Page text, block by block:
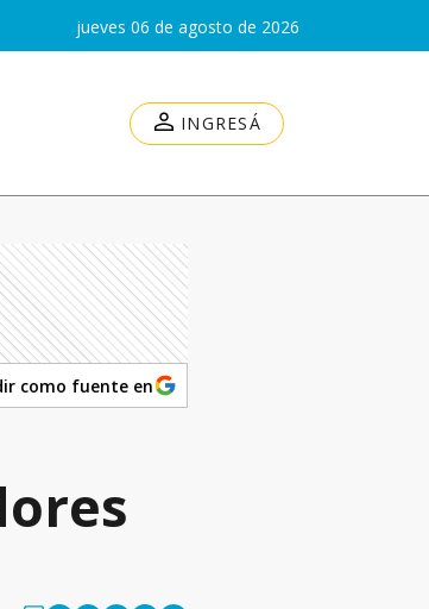
jueves 06 de agosto de 2026
INGRESÁ
como fuente en